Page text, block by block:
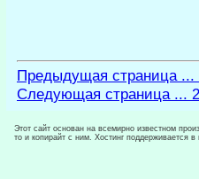
Предыдущая страница ...
Следующая страница ...
Этот сайт основан на всемирно известном
то и копирайт с ним. Хостинг поддерживается